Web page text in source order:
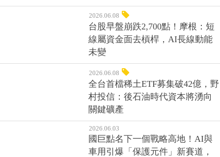
2026.06.08
台股早盤崩跌2,700點！摩根：短
線屬資金面去槓桿，AI長線動能
未變
2026.06.08
全台首檔稀土ETF募集破42億，野
村投信：後石油時代資本將湧向
關鍵礦產
2026.06.03
國巨點名下一個戰略高地！AI與
車用引爆「保護元件」新賽道，